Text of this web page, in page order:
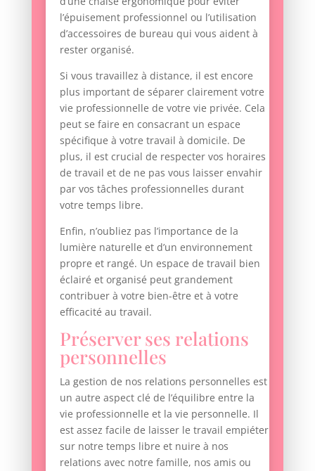
l’épuisement professionnel ou l’utilisation
d’accessoires de bureau qui vous aident à
rester organisé.
Si vous travaillez à distance, il est encore
plus important de séparer clairement votre
vie professionnelle de votre vie privée. Cela
peut se faire en consacrant un espace
spécifique à votre travail à domicile. De
plus, il est crucial de respecter vos horaires
de travail et de ne pas vous laisser envahir
par vos tâches professionnelles durant
votre temps libre.
Enfin, n’oubliez pas l’importance de la
lumière naturelle et d’un environnement
propre et rangé. Un espace de travail bien
éclairé et organisé peut grandement
contribuer à votre bien-être et à votre
efficacité au travail.
Préserver ses relations
personnelles
La gestion de nos relations personnelles est
un autre aspect clé de l’équilibre entre la
vie professionnelle et la vie personnelle. Il
est assez facile de laisser le travail empiéter
sur notre temps libre et nuire à nos
relations avec notre famille, nos amis ou